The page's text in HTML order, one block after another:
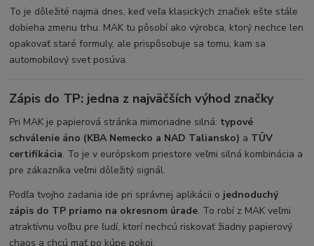
To je dôležité najmä dnes, keď veľa klasických značiek ešte stále
dobieha zmenu trhu. MAK tu pôsobí ako výrobca, ktorý nechce len
opakovať staré formuly, ale prispôsobuje sa tomu, kam sa
automobilový svet posúva.
Zápis do TP: jedna z najväčších výhod značky
Pri MAK je papierová stránka mimoriadne silná: typové
schválenie áno (KBA Nemecko a NAD Taliansko) a TÜV
certifikácia. To je v európskom priestore veľmi silná kombinácia a
pre zákazníka veľmi dôležitý signál.
Podľa tvojho zadania ide pri správnej aplikácii o jednoduchý
zápis do TP priamo na okresnom úrade. To robí z MAK veľmi
atraktívnu voľbu pre ľudí, ktorí nechcú riskovať žiadny papierový
chaos a chcú mať po kúpe pokoj.